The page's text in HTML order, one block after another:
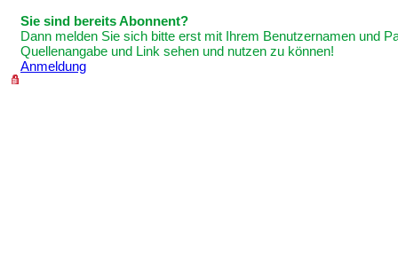
Sie sind bereits Abonnent?
Dann melden Sie sich bitte erst mit Ihrem Benutzernamen und
Quellenangabe und Link sehen und nutzen zu können!
Anmeldung